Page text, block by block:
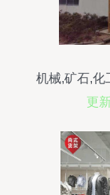
机械,矿石,化
更